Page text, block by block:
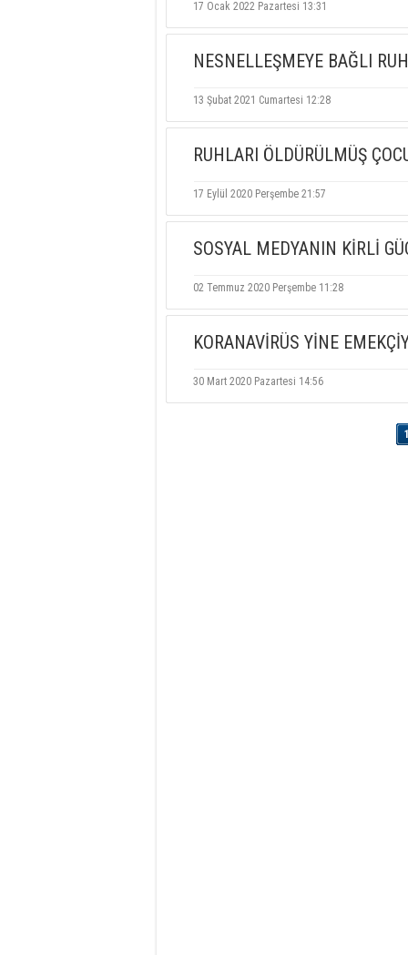
17 Ocak 2022 Pazartesi 13:31
NESNELLEŞMEYE BAĞLI
13 Şubat 2021 Cumartesi 12:28
RUHLARI ÖLDÜRÜLMÜŞ
17 Eylül 2020 Perşembe 21:57
SOSYAL MEDYANIN KİRLİ
02 Temmuz 2020 Perşembe 11:28
KORANAVİRÜS YİNE
30 Mart 2020 Pazartesi 14:56
1